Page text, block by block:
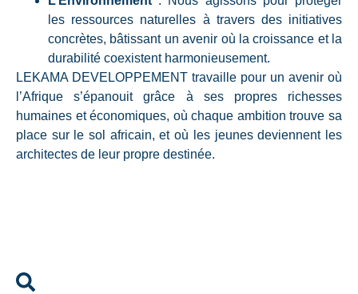
les ressources naturelles à travers des initiatives
concrètes, bâtissant un avenir où la croissance et la
durabilité coexistent harmonieusement.
LEKAMA DEVELOPPEMENT travaille pour un avenir où
l’Afrique s’épanouit grâce à ses propres richesses
humaines et économiques, où chaque ambition trouve sa
place sur le sol africain, et où les jeunes deviennent les
architectes de leur propre destinée.